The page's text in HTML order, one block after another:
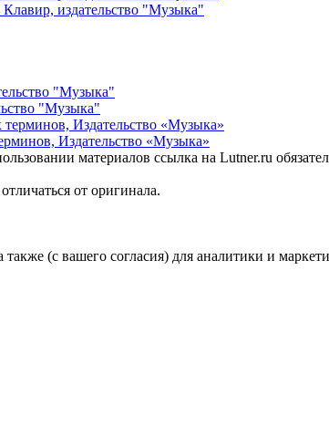
издательство "Музыка"
"Музыка"
Издательство «Музыка»
материалов ссылка на Lutner.ru
от оригинала.
(с вашего согласия) для аналитики и